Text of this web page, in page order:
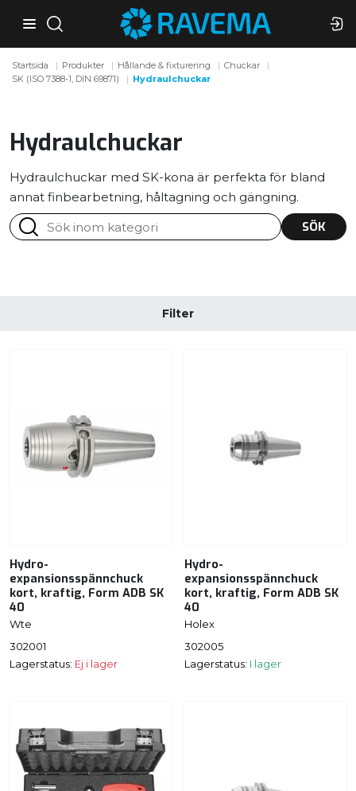
Startsida Produkter Hållande & fixturering
Chuckar
SK (ISO 7388-1, DIN 69871)
Hydraulchuckar
Hydraulchuckar
Hydraulchuckar med SK-kona är perfekta för bland
annat finbearbetning, håltagning och gängning.
SÖK
Filter
Hydro-
expansionsspännchuck
kort, kraftig, Form ADB SK
40
Wte
302001
Lagerstatus: Ej i lager
Hydro-
expansionsspännchuck
kort, kraftig, Form ADB SK
40
Holex
302005
Lagerstatus: I lager